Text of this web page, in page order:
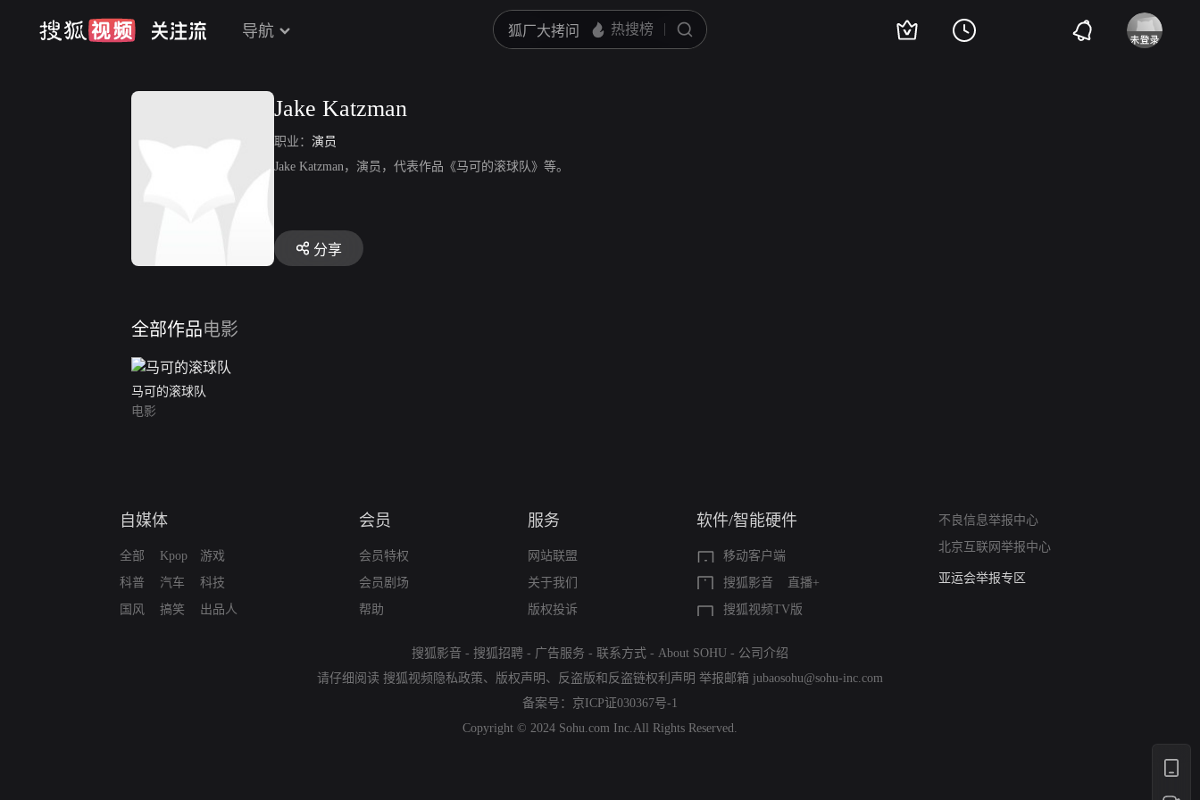
导航
Jake Katzman
职业： 演员
Jake Katzman，演员，代表作品《马可的滚球队》等。
分享
全部作品电影
马可的滚球队
电影
自媒体
全部
科普
国风
Kpop
汽车
搞笑
游戏
科技
出品人
会员
会员特权
会员剧场
帮助
服务
网站联盟
关于我们
版权投诉
软件/智能硬件
移动客户端
搜狐影音
直播+
搜狐视频TV版
不良信息举报中心
北京互联网举报中心
算法推荐专项举报
亚运会举报专区
搜狐影音 - 搜狐招聘 - 广告服务 - 联系方式 - About SOHU - 公司介绍
请仔细阅读 搜狐视频隐私政策、 版权声明 、 反盗版和反盗链权利声明 举报邮箱 jubaosohu@sohu-inc.com
备案号： 京ICP证030367号-1
Copyright © 2024 Sohu.com Inc.All Rights Reserved.